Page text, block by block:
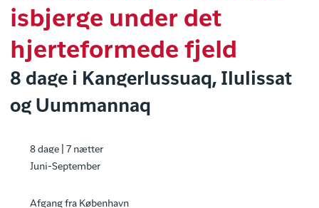
isbjerge under det
hjerteformede fjeld
8 dage i Kangerlussuaq, Ilulissat
og Uummannaq
8 dage | 7 nætter
Juni-September
Afgang fra København